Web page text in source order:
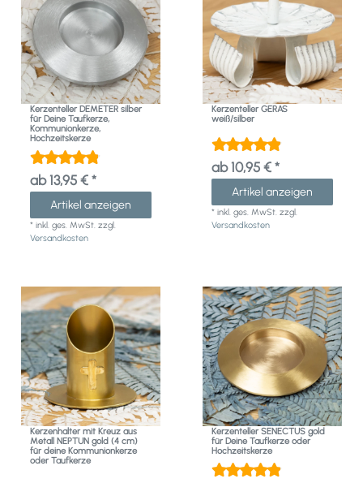
Kerzenteller DEMETER silber
für Deine Taufkerze,
Kommunionkerze,
Hochzeitskerze
ab 13,95 € *
Artikel anzeigen
*inkl. ges. MwSt. zzgl.
Versandkosten
Kerzenteller GERAS
weiß/silber
ab 10,95 € *
Artikel anzeigen
*inkl. ges. MwSt. zzgl.
Versandkosten
Kerzenhalter mit Kreuz aus
Metall NEPTUN gold (4 cm)
für deine Kommunionkerze
oder Taufkerze
Kerzenteller SENECTUS gold
für Deine Taufkerze oder
Hochzeitskerze